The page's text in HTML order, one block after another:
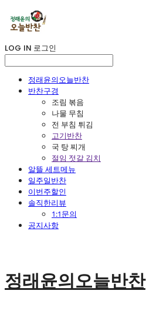
LOG IN 로그인
정래윤의오늘반찬
반찬구경
조림 볶음
나물 무침
전 부침 튀김
고기반찬
국 탕 찌개
절임 젓갈 김치
알뜰 세트메뉴
일주일반찬
이번주할인
솔직한리뷰
1:1문의
공지사항
정래윤의오늘반찬